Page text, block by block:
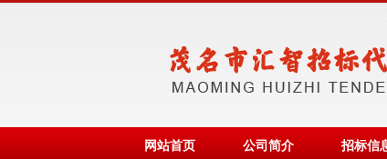
网站首页 公司简介 招标信